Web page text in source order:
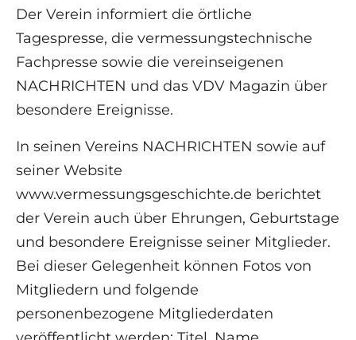
Der Verein informiert die örtliche
Tagespresse, die vermessungstechnische
Fachpresse sowie die vereinseigenen
NACHRICHTEN und das VDV Magazin über
besondere Ereignisse.
In seinen Vereins NACHRICHTEN sowie auf
seiner Website
www.vermessungsgeschichte.de berichtet
der Verein auch über Ehrungen, Geburtstage
und besondere Ereignisse seiner Mitglieder.
Bei dieser Gelegenheit können Fotos von
Mitgliedern und folgende
personenbezogene Mitgliederdaten